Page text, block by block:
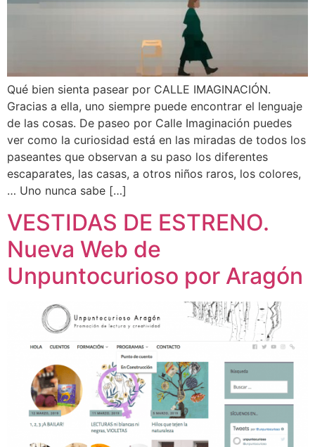
Qué bien sienta pasear por CALLE IMAGINACIÓN.
Gracias a ella, uno siempre puede encontrar el lenguaje
de las cosas. De paseo por Calle Imaginación puedes
ver como la curiosidad está en las miradas de todos los
paseantes que observan a su paso los diferentes
escaparates, las casas, a otros niños raros, los colores,
… Uno nunca sabe […]
VESTIDAS DE ESTRENO.
Nueva Web de
Unpuntocurioso por Aragón